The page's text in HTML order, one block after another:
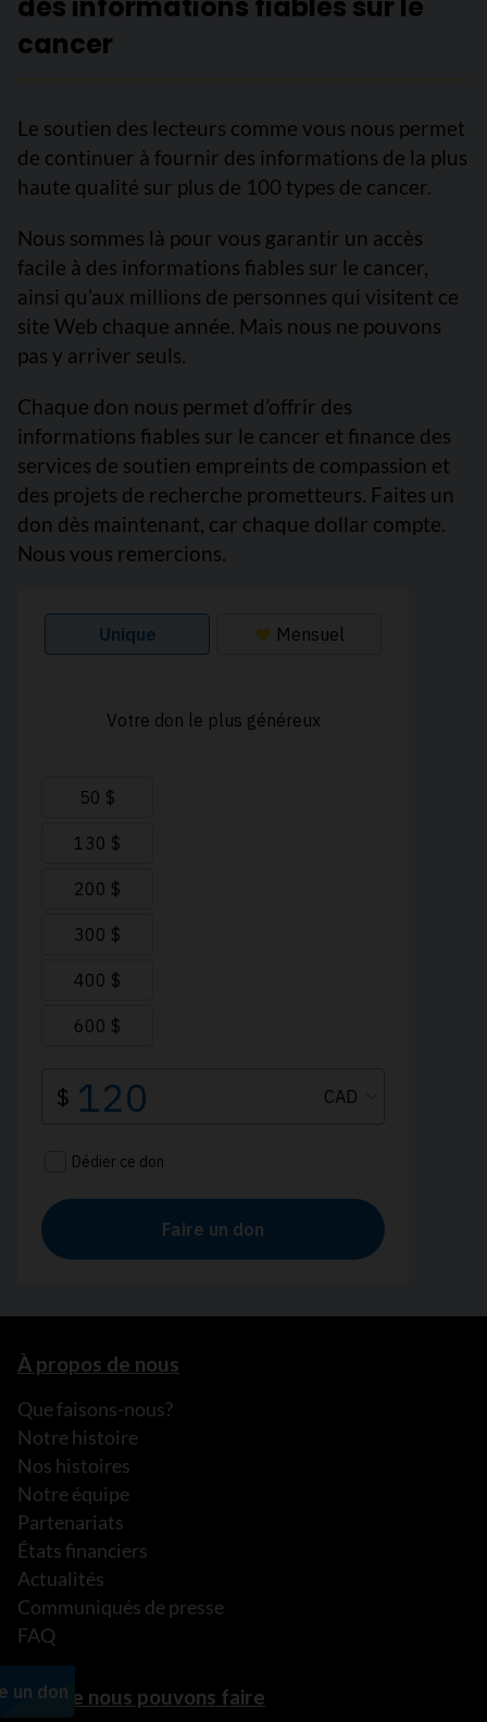
des informations fiables sur le
cancer
Le soutien des lecteurs comme vous nous permet
de continuer à fournir des informations de la plus
haute qualité sur plus de 100 types de cancer.
Nous sommes là pour vous garantir un accès
facile à des informations fiables sur le cancer,
ainsi qu’aux millions de personnes qui visitent ce
site Web chaque année. Mais nous ne pouvons
pas y arriver seuls.
Chaque don nous permet d’offrir des
informations fiables sur le cancer et finance des
services de soutien empreints de compassion et
des projets de recherche prometteurs. Faites un
don dès maintenant, car chaque dollar compte.
Nous vous remercions.
À propos de nous
Que faisons-nous?
Notre histoire
Nos histoires
Notre équipe
Partenariats
États financiers
Actualités
Communiqués de presse
FAQ
Ce que nous pouvons faire